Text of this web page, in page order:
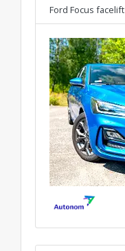
Ford Focus facelift